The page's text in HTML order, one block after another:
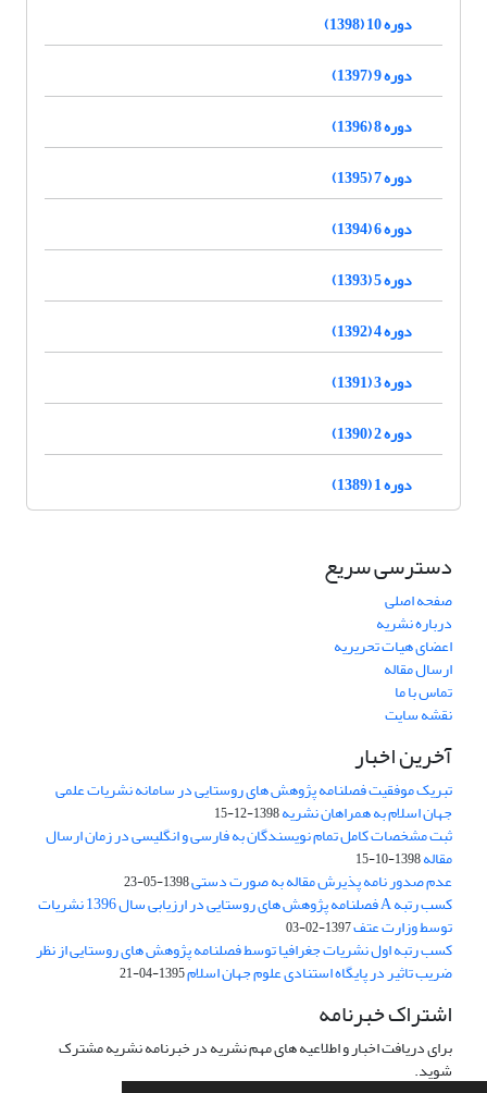
دوره 10 (1398)
دوره 9 (1397)
دوره 8 (1396)
دوره 7 (1395)
دوره 6 (1394)
دوره 5 (1393)
دوره 4 (1392)
دوره 3 (1391)
دوره 2 (1390)
دوره 1 (1389)
دسترسی سریع
صفحه اصلی
درباره نشریه
اعضای هیات تحریریه
ارسال مقاله
تماس با ما
نقشه سایت
آخرین اخبار
تبریک موفقیت فصلنامه پژوهش های روستایی در سامانه نشریات علمی
جهان اسلام به همراهان نشریه1398-12-15
ثبت مشخصات کامل تمام نویسندگان به فارسی و انگلیسی در زمان ارسال
مقاله1398-10-15
عدم صدور نامه پذیرش مقاله به صورت دستی1398-05-23
کسب رتبه A فصلنامه پژوهش های روستایی در ارزیابی سال 1396 نشریات
توسط وزارت عتف1397-02-03
کسب رتبه اول نشریات جغرافیا توسط فصلنامه پژوهش های روستایی از نظر
ضریب تاثیر در پایگاه استنادی علوم جهان اسلام1395-04-21
اشتراک خبرنامه
برای دریافت اخبار و اطلاعیه های مهم نشریه در خبرنامه نشریه مشترک
شوید.